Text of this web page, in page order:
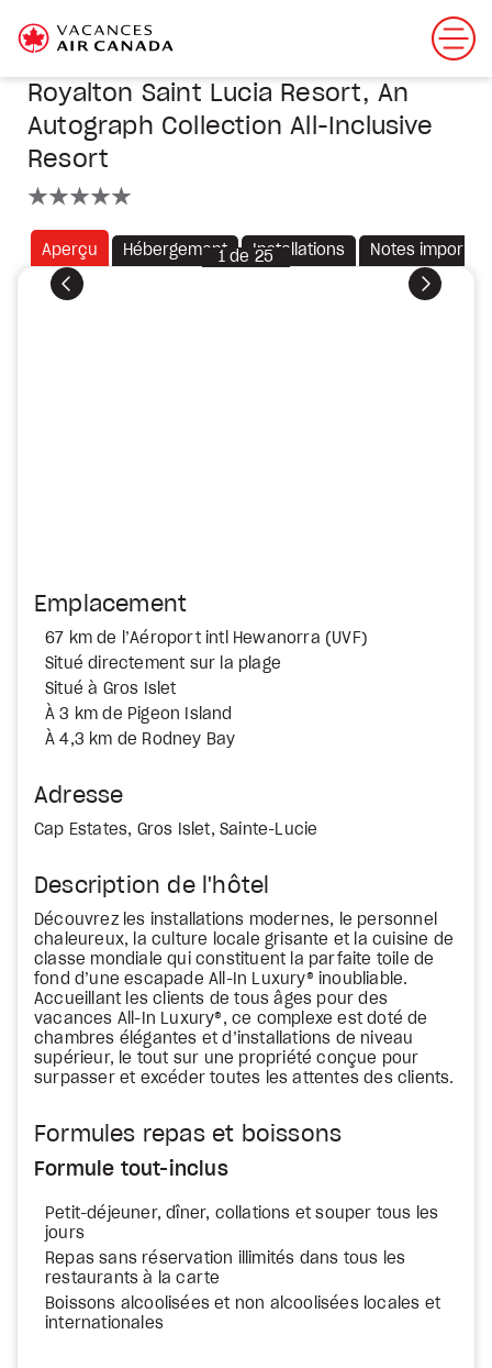
Royalton Saint Lucia Resort, An
Autograph Collection All-Inclusive
Resort
Aperçu Hébergement Installations Notes
Précédent Suivant
1de 25
Emplacement
67 km de l’Aéroport intl Hewanorra (UVF)
Situé directement sur la plage
Situé à Gros Islet
À 3 km de Pigeon Island
À 4,3 km de Rodney Bay
Adresse
Cap Estates, Gros Islet, Sainte-Lucie
Description de l'hôtel
Découvrez les installations modernes, le personnel
chaleureux, la culture locale grisante et la cuisine de
classe mondiale qui constituent la parfaite toile de
fond d’une escapade All-In Luxury® inoubliable.
Accueillant les clients de tous âges pour des
vacances All-In Luxury®, ce complexe est doté de
chambres élégantes et d’installations de niveau
supérieur, le tout sur une propriété conçue pour
surpasser et excéder toutes les attentes des clients.
Formules repas et boissons
Formule tout-inclus
Petit-déjeuner, dîner, collations et souper tous les
jours
Repas sans réservation illimités dans tous les
restaurants à la carte
Boissons alcoolisées et non alcoolisées locales et
internationales